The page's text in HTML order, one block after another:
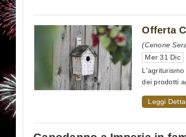
Offerta
(Cenone
Mer 31 Dic
dei prodotti
Leggi